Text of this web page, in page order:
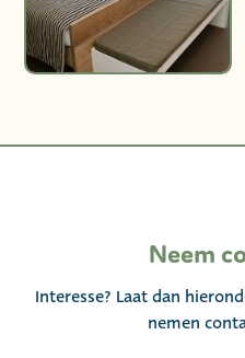
Neem
Interesse? Laat dan
nemen